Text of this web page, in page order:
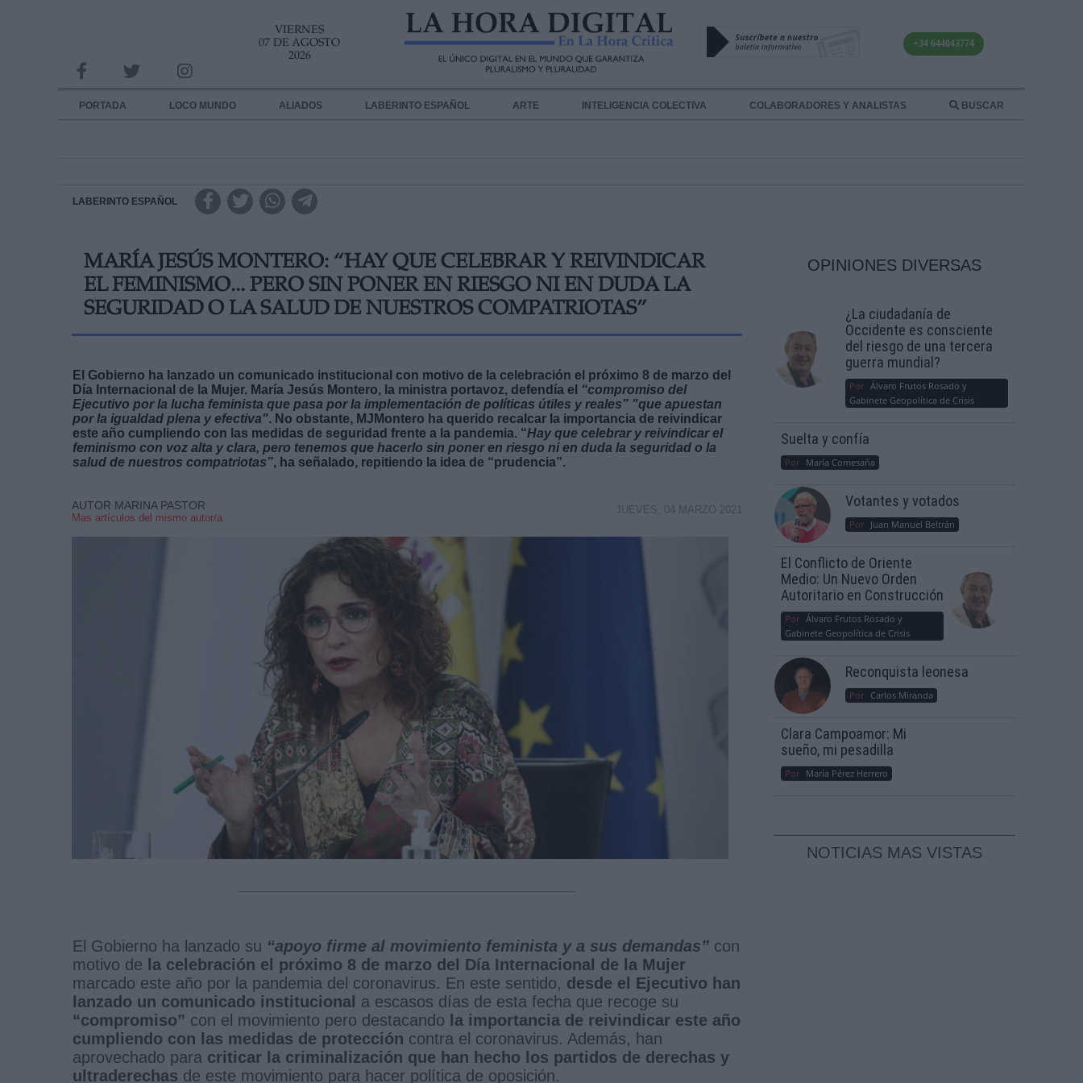
VIERNES
07 DE AGOSTO
2026
+34 644043774
PORTADA LOCO MUNDO ALIADOS LABERINTO ESPAÑOL ARTE INTELIGENCIA COLECTIVA COLABORADORES Y ANALISTAS BUSCAR
LABERINTO ESPAÑOL
MARÍA JESÚS MONTERO: “HAY QUE CELEBRAR Y REIVINDICAR
EL FEMINISMO... PERO SIN PONER EN RIESGO NI EN DUDA LA
SEGURIDAD O LA SALUD DE NUESTROS COMPATRIOTAS”
El Gobierno ha lanzado un comunicado institucional con motivo de la celebración el próximo 8 de marzo del
Día Internacional de la Mujer. María Jesús Montero, la ministra portavoz, defendía el “compromiso del
Ejecutivo por la lucha feminista que pasa por la implementación de políticas útiles y reales” "que apuestan
por la igualdad plena y efectiva". No obstante, MJMontero ha querido recalcar la importancia de reivindicar
este año cumpliendo con las medidas de seguridad frente a la pandemia. “Hay que celebrar y reivindicar el
feminismo con voz alta y clara, pero tenemos que hacerlo sin poner en riesgo ni en duda la seguridad o la
salud de nuestros compatriotas”, ha señalado, repitiendo la idea de “prudencia”.
AUTOR MARINA PASTOR
Mas artículos del mismo autor/a
JUEVES, 04 MARZO 2021
El Gobierno ha lanzado su “apoyo firme al movimiento feminista y a sus demandas” con
motivo de la celebración el próximo 8 de marzo del Día Internacional de la Mujer
marcado este año por la pandemia del coronavirus. En este sentido, desde el Ejecutivo han
lanzado un comunicado institucional a escasos días de esta fecha que recoge su
“compromiso” con el movimiento pero destacando la importancia de reivindicar este año
cumpliendo con las medidas de protección contra el coronavirus. Además, han
aprovechado para criticar la criminalización que han hecho los partidos de derechas y
ultraderechas de este movimiento para hacer política de oposición.
OPINIONES DIVERSAS
¿La ciudadanía de
Occidente es consciente
del riesgo de una tercera
guerra mundial?
Por Álvaro Frutos Rosado y
Gabinete Geopolítica de Crisis
Suelta y confía
Por María Comesaña
Votantes y votados
Por Juan Manuel Beltrán
El Conflicto de Oriente
Medio: Un Nuevo Orden
Autoritario en Construcción
Por Álvaro Frutos Rosado y
Gabinete Geopolítica de Crisis
Reconquista leonesa
Por Carlos Miranda
Clara Campoamor: Mi
sueño, mi pesadilla
Por María Pérez Herrero
NOTICIAS MAS VISTAS
INFORMACION SOBRE LA PROTECCIÓN DE TUS DATOS
Responsable:
Destinatarios:
link
Información adicional
link